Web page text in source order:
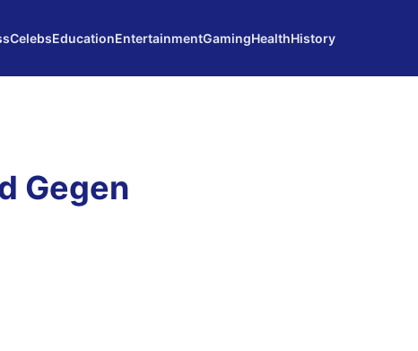
CelebsEducationEntertainmentGamingHealthHistory
Gegen